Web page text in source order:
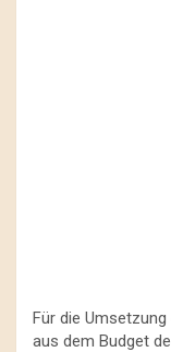
Für die
aus dem Budget